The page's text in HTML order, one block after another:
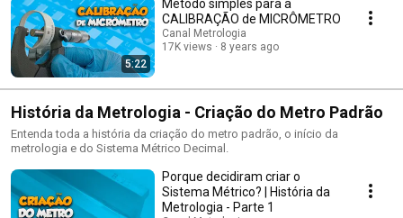
5:22
Método simples para a
CALIBRAÇÃO de MICRÔMETRO
Canal Metrologia
17K views
8 years ago
História da Metrologia - Criação do Metro Padrão
Entenda toda a história da criação do metro padrão, o início da
metrologia e do Sistema Métrico Decimal.
Porque decidiram criar o
Sistema Métrico? | História da
Metrologia - Parte 1